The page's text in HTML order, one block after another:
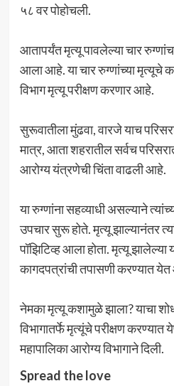
५८ वर पोहोचली.
आतापर्यंत मृत्यू पावलेल्या चार
आला आहे. या चार रुग्णांच्या मृत्यूचे
विभाग मृत्यू परीक्षण करणार आहे.
सुरूवातीला मुंढवा, वारजे याच
मात्र, आता शहरातील सर्वच
आरोग्य यंत्रणेची चिंता वाढली आहे.
या रुग्णांना सहव्याधी असल्याने
उपचार सुरू होते. मृत्यू झाल्यानंतर
पॉझिटिव्ह आला होता. मृत्यू झालेल्या
कागदपत्रांची तपासणी करण्यात
नेमका मृत्यू कशामुळे झाला? याचा
विभागातर्फे मृत्यूंचे परीक्षण करण्यात
महापालिका आरोग्य विभागाने दिली.
Spread the love